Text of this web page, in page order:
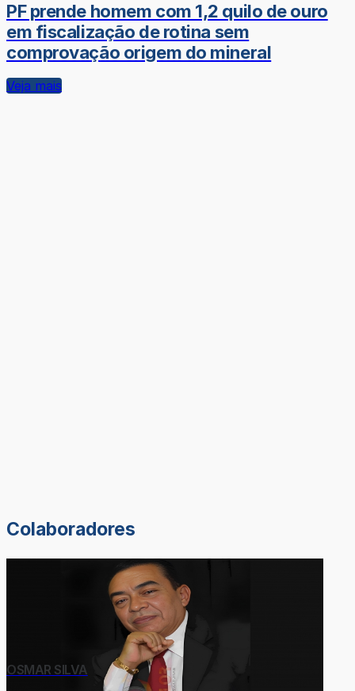
PF prende homem com 1,2 quilo de ouro
em fiscalização de rotina sem
comprovação origem do mineral
Veja mais
Colaboradores
OSMAR SILVA